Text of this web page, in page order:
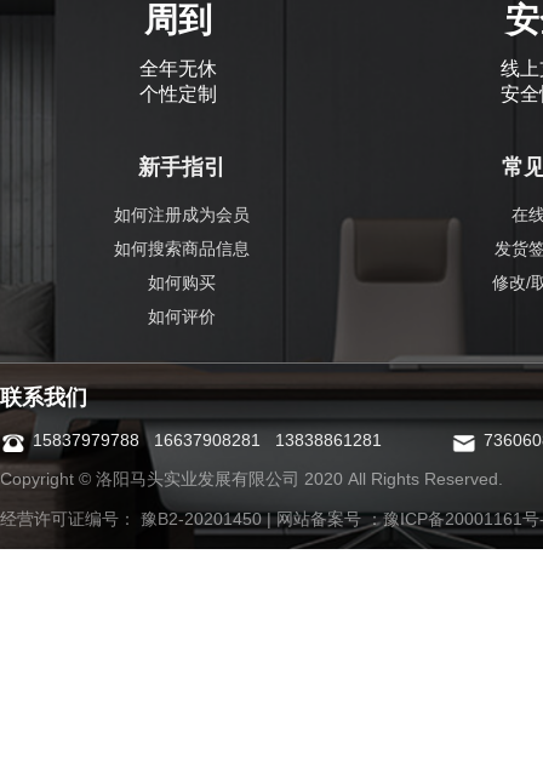
周到
全年无休
个性定制
线
安
新手指引
如何注册成为会员
如何搜索商品信息
如何购买
如何评价
常
在
发货
修改/
联系我们
15837979788 16637908281 13838861281
Copyright © 洛阳马头实业发展有限公司 2020 All Rights Reserved.
经营许可证编号： 豫B2-20201450 | 网站备案号 ：豫ICP备20001161号